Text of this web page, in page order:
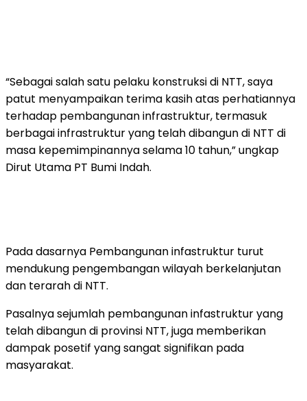
“Sebagai salah satu pelaku konstruksi di NTT, saya
patut menyampaikan terima kasih atas perhatiannya
terhadap pembangunan infrastruktur, termasuk
berbagai infrastruktur yang telah dibangun di NTT di
masa kepemimpinannya selama 10 tahun,” ungkap
Dirut Utama PT Bumi Indah.
Pada dasarnya Pembangunan infastruktur turut
mendukung pengembangan wilayah berkelanjutan
dan terarah di NTT.
Pasalnya sejumlah pembangunan infastruktur yang
telah dibangun di provinsi NTT, juga memberikan
dampak posetif yang sangat signifikan pada
masyarakat.